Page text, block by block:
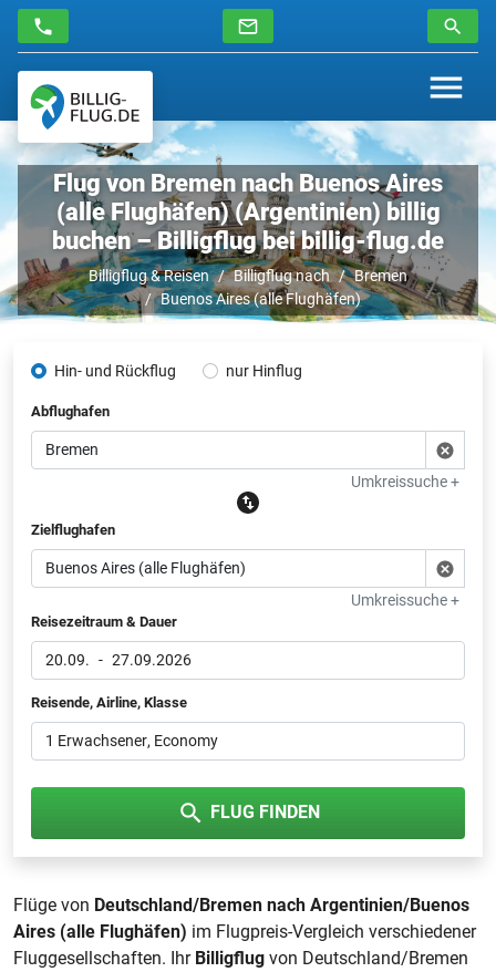
Flug von Bremen nach Buenos Aires
(alle Flughäfen) (Argentinien) billig
buchen – Billigflug bei billig-flug.de
Billigflug & Reisen Billigflug nach
Bremen
Buenos Aires (alle Flughäfen)
Hin- und Rückflug nur Hinflug
Abflughafen
Umkreissuche +
Zielflughafen
Umkreissuche +
Reisezeitraum & Dauer
20.09. - 27.09.2026
Reisende, Airline, Klasse
1 Erwachsener, Economy
FLUG FINDEN
Flüge von Deutschland/Bremen nach Argentinien/Buenos
Aires (alle Flughäfen) im Flugpreis-Vergleich verschiedener
Fluggesellschaften. Ihr Billigflug von Deutschland/Bremen